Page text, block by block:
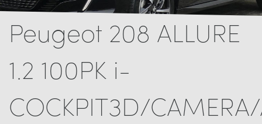
Peugeot 208 ALLURE
1.2 100PK i-
COCKPIT3D/CAMERA/